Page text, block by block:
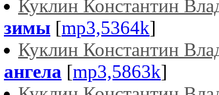
Куклин Константин
зимы [mp3,5364k]
Куклин Константин
ангела [mp3,5863k]